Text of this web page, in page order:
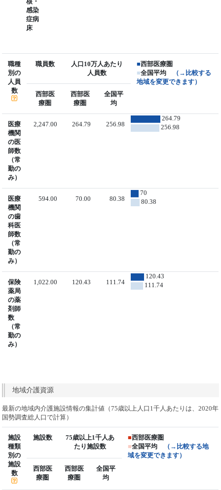
感染
症病
床
職種
別の
人員
数
職員数
人口10万人あたり
人員数
■西部医療圏
■全国平均
（→比較する
地域を変更できます）
西部医
療圏
西部医
療圏
全国平
均
医療
機関
の医
師数
（常
勤の
み）
2,247.00 264.79 256.98
264.79
256.98
医療
機関
の歯
科医
師数
（常
勤の
み）
594.00 70.00 80.38
70
80.38
保険
薬局
の薬
剤師
数
（常
勤の
み）
1,022.00 120.43 111.74
120.43
111.74
地域介護資源
最新の地域内介護施設情報の集計値（75歳以上人口1千人あたりは、2020年
国勢調査総人口で計算）
施設
種類
別の
施設
数
施設数
75歳以上1千人あ
たり施設数
■西部医療圏
■全国平均
（→比較する地
域を変更できます）
西部医
療圏
西部医
療圏
全国平
均